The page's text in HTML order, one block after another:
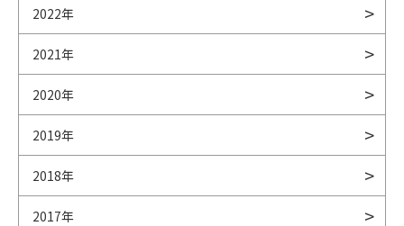
2022年
2021年
2020年
2019年
2018年
2017年